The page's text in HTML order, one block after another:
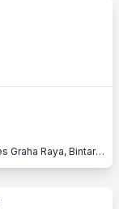
Ruko Graha Fortune, Blok FB/G No. 17, Jl. Akses Graha Raya, Bintaro, Tangerang Selatan, Banten